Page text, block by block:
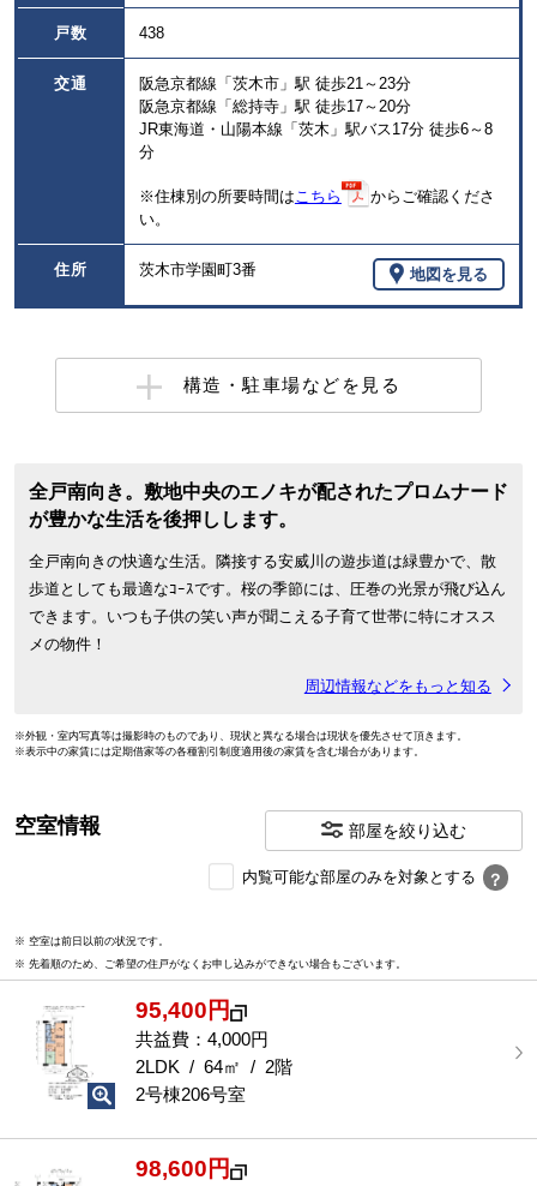
戸数 438
交通
阪急京都線「茨木市」駅 徒歩21～23分
阪急京都線「総持寺」駅 徒歩17～20分
JR東海道・山陽本線「茨木」駅バス17分 徒歩6～8
分
※住棟別の所要時間は こちら
からご確認くださ
い。
住所 茨木市学園町3番 地図を見る
構造・駐車場などを見る
全戸南向き。敷地中央のエノキが配されたプロムナード
が豊かな生活を後押しします。
全戸南向きの快適な生活。隣接する安威川の遊歩道は緑豊かで、散
歩道としても最適なｺｰｽです。桜の季節には、圧巻の光景が飛び込ん
できます。いつも子供の笑い声が聞こえる子育て世帯に特にオスス
メの物件！
周辺情報などをもっと知る
※外観・室内写真等は撮影時のものであり、現状と異なる場合は現状を優先させて頂きます。
※表示中の家賃には定期借家等の各種割引制度適用後の家賃を含む場合があります。
空室情報 部屋を絞り込む
な
屋
を
選
す
内覧可能な部屋のみを対象とする ？
※ 空室は前日以前の状況です。
※ 先着順のため、ご希望の住戸がなくお申し込みができない場合もございます。
95,400円
共益費：4,000円
2LDK / 64㎡ / 2階
2号棟206号室
98,600円